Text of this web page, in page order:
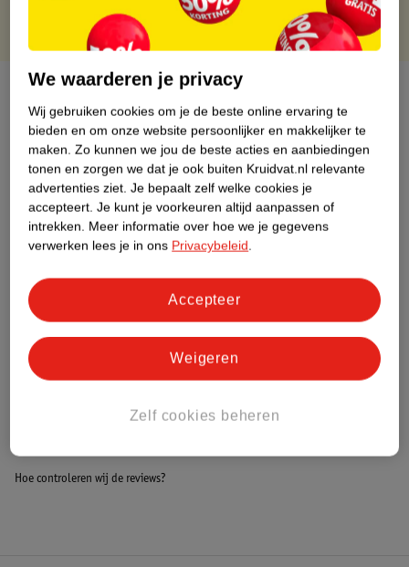
Over dit product
Productinformatie
Nature Impact Score
Dit product heeft (nog) geen Nature
Impact Score.
Meer informatie
Bestel & Bezorginformatie
Hoe controleren wij de reviews?
We waarderen je privacy
Wij gebruiken cookies om je de beste online ervaring te
bieden en om onze website persoonlijker en makkelijker te
maken. Zo kunnen we jou de beste acties en aanbiedingen
tonen en zorgen we dat je ook buiten Kruidvat.nl relevante
advertenties ziet. Je bepaalt zelf welke cookies je
accepteert. Je kunt je voorkeuren altijd aanpassen of
intrekken. Meer informatie over hoe we je gegevens
verwerken lees je in ons Privacybeleid.
Zelf cookies beheren
Weigeren
Accepteer